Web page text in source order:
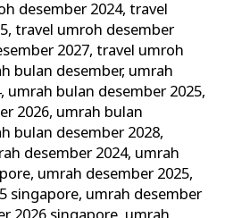
desember 2024,travel
,travel umroh desember
2027,travel umroh
bulan desember, umrah
, umrah bulan desember 2025,
2026, umrah bulan
bulan desember 2028,
desember 2024, umrah
, umrah desember 2025,
singapore, umrah desember